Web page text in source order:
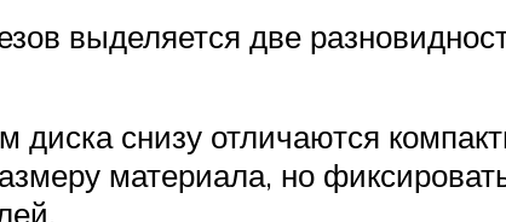
выделяется две
снизу отличаются
материала, но